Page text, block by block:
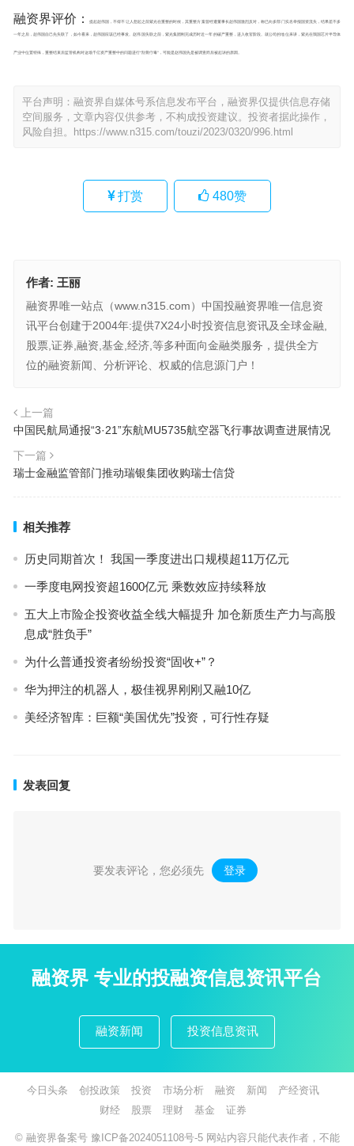
融资界评价：提起赵伟国，不得不让人想起之前紫光在重整的时候，其重整方案曾经遭董事长赵伟国激烈反对，称已向多部门实名举报国资流失，结果差不多
一年之后，赵伟国自己先失联了，如今看来，赵伟国应该已经事发。赵伟国失联之前，紫光集团刚完成历时近一年的破产重整，进入收官阶段。就公司的地位来讲，紫光在我国芯片半导体
产业中位置特殊，重整结束后监管机构对这场千亿资产重整中的问题进行“刮骨疗毒”，可能是赵伟国先是被调查而后被起诉的原因。
平台声明：融资界自媒体号系信息发布平台，融资界仅提供信息存储
空间服务，文章内容仅供参考，不构成投资建议。投资者据此操作，
风险自担。
https://www.n315.com/touzi/2023/0320/996.html
打赏 480赞
作者: 王丽
融资界唯一站点（www.n315.com）中国投融资界唯一信息资
讯平台创建于2004年:提供7X24小时投资信息资讯及全球金融,
股票,证券,融资,基金,经济,等多种面向金融类服务，提供全方
位的融资新闻、分析评论、权威的信息源门户！
上一篇
中国民航局通报“3·21”东航MU5735航空器飞行事故调查进展情况
下一篇
瑞士金融监管部门推动瑞银集团收购瑞士信贷
相关推荐
历史同期首次！ 我国一季度进出口规模超11万亿元
一季度电网投资超1600亿元 乘数效应持续释放
五大上市险企投资收益全线大幅提升 加仓新质生产力与高股
息成“胜负手”
为什么普通投资者纷纷投资“固收+”？
华为押注的机器人，极佳视界刚刚又融10亿
美经济智库：巨额“美国优先”投资，可行性存疑
发表回复
要发表评论，您必须先 登录 。
融资界 专业的投融资信息资讯平台
融资新闻 投资信息资讯
今日头条 创投政策 投资 市场分析 融资 新闻
产经资讯
财经
股票 理财 基金 证券
© 融资界备案号 豫ICP备2024051108号-5 网站内容只能代表作者，不能